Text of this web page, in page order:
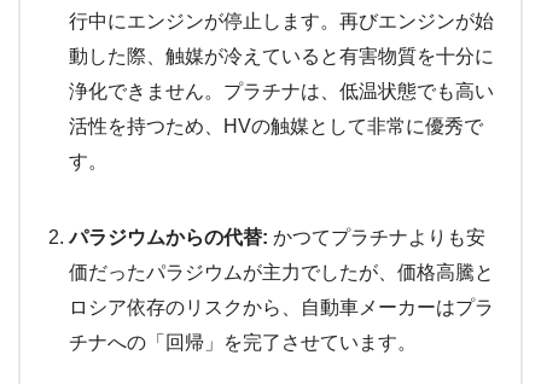
行中にエンジンが停止します。再びエンジンが始
動した際、触媒が冷えていると有害物質を十分に
浄化できません。プラチナは、低温状態でも高い
活性を持つため、HVの触媒として非常に優秀で
す。
パラジウムからの代替: かつてプラチナよりも安
価だったパラジウムが主力でしたが、価格高騰と
ロシア依存のリスクから、自動車メーカーはプラ
チナへの「回帰」を完了させています。